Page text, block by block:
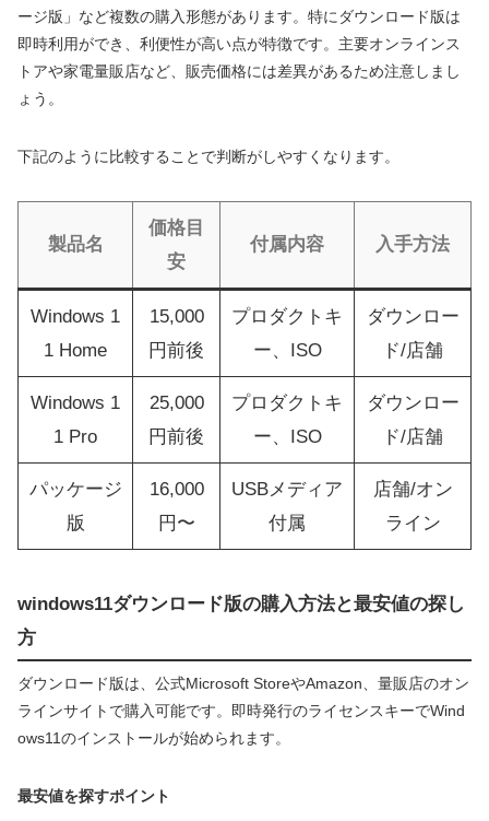
ージ版」など複数の購入形態があります。特にダウンロード版は
即時利用ができ、利便性が高い点が特徴です。主要オンラインス
トアや家電量販店など、販売価格には差異があるため注意しまし
ょう。
下記のように比較することで判断がしやすくなります。
製品名
価格目
安
付属内容 入手方法
Windows 1
1 Home
15,000
円前後
プロダクトキ
ー、ISO
ダウンロー
ド/店舗
Windows 1
1 Pro
25,000
円前後
プロダクトキ
ー、ISO
ダウンロー
ド/店舗
パッケージ
版
16,000
円〜
USBメディア
付属
店舗/オン
ライン
windows11ダウンロード版の購入方法と最安値の探し
方
ダウンロード版は、公式Microsoft StoreやAmazon、量販店のオン
ラインサイトで購入可能です。即時発行のライセンスキーでWind
ows11のインストールが始められます。
最安値を探すポイント